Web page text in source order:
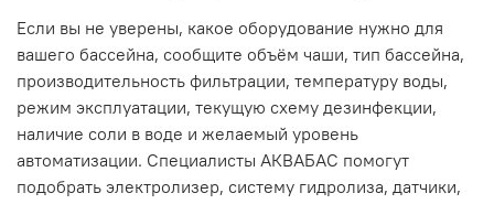
Если вы не уверены, какое оборудование нужно для
вашего бассейна, сообщите объём чаши, тип бассейна,
производительность фильтрации, температуру воды,
режим эксплуатации, текущую схему дезинфекции,
наличие соли в воде и желаемый уровень
автоматизации. Специалисты АКВАБАС помогут
подобрать электролизер, систему гидролиза, датчики,